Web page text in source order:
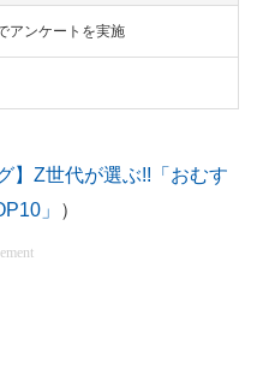
アンケートを実施
】Z世代が選ぶ!!「おむす
」
）